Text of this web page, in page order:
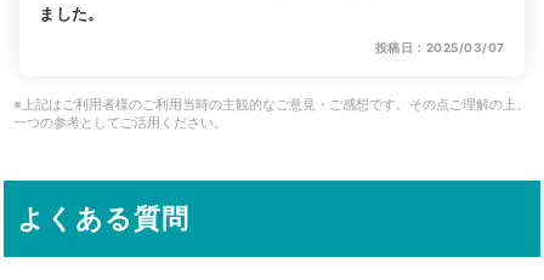
ました。
投稿日：2025/03/07
※上記はご利用者様のご利用当時の主観的なご意見・ご感想です。その点ご理解の上、
一つの参考としてご活用ください。
よくある質問